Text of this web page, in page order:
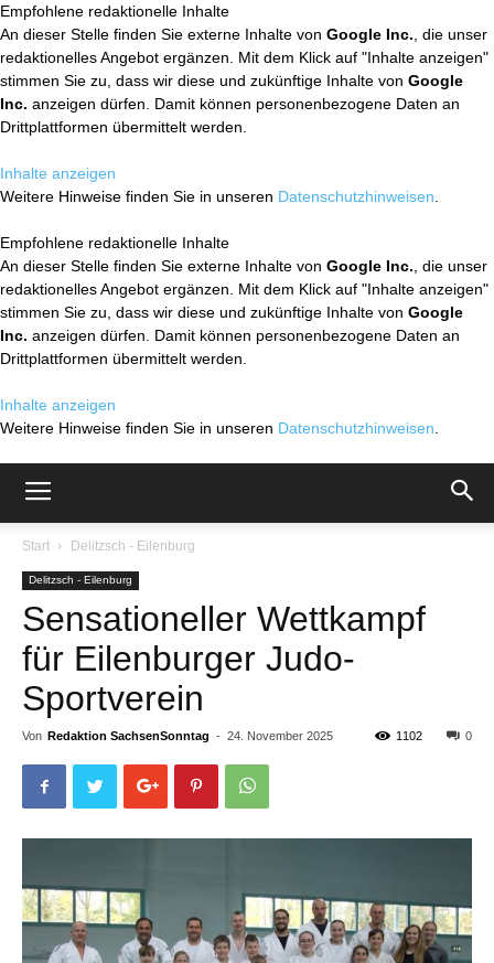
Empfohlene redaktionelle Inhalte
An dieser Stelle finden Sie externe Inhalte von Google Inc. , die unser
redaktionelles Angebot ergänzen. Mit dem Klick auf "Inhalte anzeigen"
stimmen Sie zu, dass wir diese und zukünftige Inhalte von Google
Inc. anzeigen dürfen. Damit können personenbezogene Daten an
Drittplattformen übermittelt werden.
Inhalte anzeigen
Weitere Hinweise finden Sie in unseren Datenschutzhinweisen
Empfohlene redaktionelle Inhalte
An dieser Stelle finden Sie externe Inhalte von Google Inc. , die unser
redaktionelles Angebot ergänzen. Mit dem Klick auf "Inhalte anzeigen"
stimmen Sie zu, dass wir diese und zukünftige Inhalte von Google
Inc. anzeigen dürfen. Damit können personenbezogene Daten an
Drittplattformen übermittelt werden.
Inhalte anzeigen
Weitere Hinweise finden Sie in unseren Datenschutzhinweisen
Start Delitzsch - Eilenburg
Delitzsch - Eilenburg
Sensationeller Wettkampf
für Eilenburger Judo-
Sportverein
Von Redaktion SachsenSonntag - 24. November 2025 0
1102